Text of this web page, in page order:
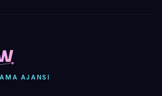
AJANSI